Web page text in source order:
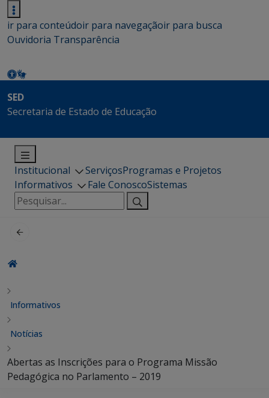
ir para conteúdoir para navegaçãoir para busca
Ouvidoria Transparência
SED
Secretaria de Estado de Educação
Institucional ServiçosProgramas e Projetos
Informativos
Fale ConoscoSistemas
Pesquisar
por:
Informativos
Notícias
Abertas as Inscrições para o Programa Missão
Pedagógica no Parlamento – 2019